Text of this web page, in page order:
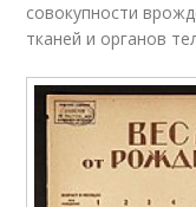
совокупности
тканей и органов